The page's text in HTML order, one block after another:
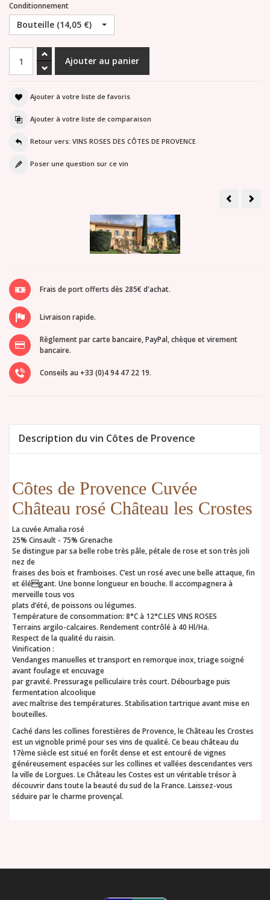
Conditionnement
Bouteille (14,05 €)
Ajouter à votre liste de favoris
Ajouter à votre liste de comparaison
Retour vers: VINS ROSES DES CÔTES DE PROVENCE
Poser une question sur ce vin
Château
Roubine
Frais de port offerts dès 285€ d'achat.
Livraison rapide.
Règlement par carte bancaire, PayPal, chèque et virement
bancaire.
Conseils au +33 (0)4 94 47 22 19.
Description du vin Côtes de Provence
Côtes de Provence Cuvée
Château rosé Château les Crostes
La cuvée Amalia rosé
25% Cinsault - 75% Grenache
Se distingue par sa belle robe très pâle, pétale de rose et son très joli
nez de
fraises des bois et framboises. C’est un rosé avec une belle attaque, fin
et élégant. Une bonne longueur en bouche. Il accompagnera à
merveille tous vos
plats d’été, de poissons ou légumes.
Température de consommation: 8°C à 12°C.LES VINS ROSES
Terrains argilo-calcaires. Rendement contrôlé à 40 Hl/Ha.
Respect de la qualité du raisin.
Vinification :
Vendanges manuelles et transport en remorque inox, triage soigné
avant foulage et encuvage
par gravité. Pressurage pelliculaire très court. Débourbage puis
fermentation alcoolique
avec maîtrise des températures. Stabilisation tartrique avant mise en
bouteilles.
Caché dans les collines forestières de Provence, le Château les Crostes
est un vignoble primé pour ses vins de qualité. Ce beau château du
17ème siècle est situé en forêt dense et est entouré de vignes
généreusement espacées sur les collines et vallées descendantes vers
la ville de Lorgues. Le Château les Costes est un véritable trésor à
découvrir dans toute la beauté du sud de la France. Laissez-vous
séduire par le charme provençal.